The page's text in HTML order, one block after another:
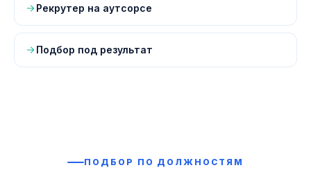
Рекрутер на аутсорсе
Подбор под результат
ПОДБОР ПО ДОЛЖНОСТЯМ